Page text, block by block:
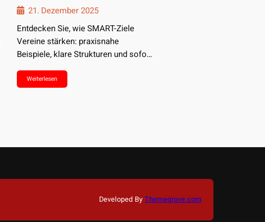
21. Dezember 2025
Entdecken Sie, wie SMART-Ziele
Vereine stärken: praxisnahe
Beispiele, klare Strukturen und sofort
Weiterlesen
Developed ByThemegrove.com